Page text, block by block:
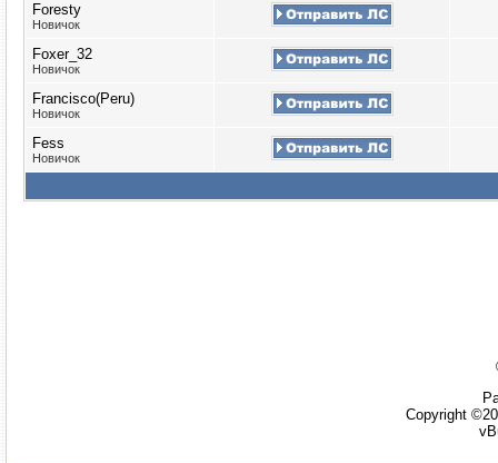
Foresty
Новичок
Foxer_32
Новичок
Francisco(Peru)
Новичок
Fess
Новичок
Copyright